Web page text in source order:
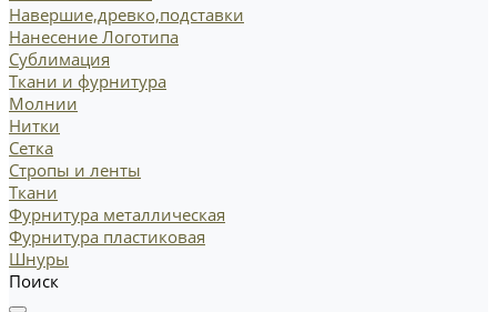
Навершие,древко,подставки
Нанесение Логотипа
Сублимация
Ткани и фурнитура
Молнии
Нитки
Сетка
Стропы и ленты
Ткани
Фурнитура металлическая
Фурнитура пластиковая
Шнуры
Поиск